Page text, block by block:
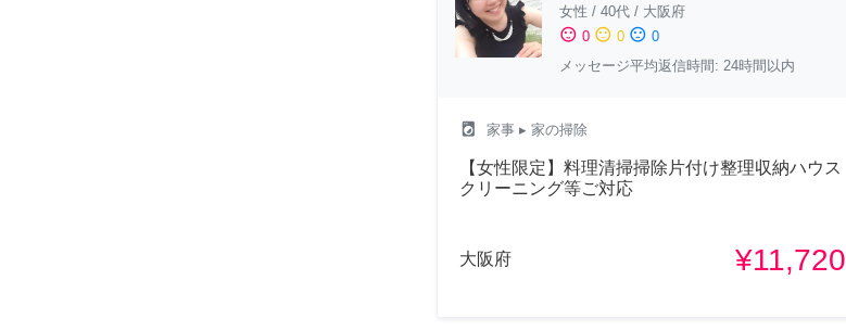
女性 / 40代 / 大阪府
sentiment_satisfied 0 sentiment_neutral 0 sentiment_dissatisfied 0
メッセージ平均返信時間: 24時間以内
local_laundry_service 家事 ▸ 家の掃除
【女性限定】料理清掃掃除片付け整理収納ハウス
クリーニング等ご対応
大阪府 ¥11,720